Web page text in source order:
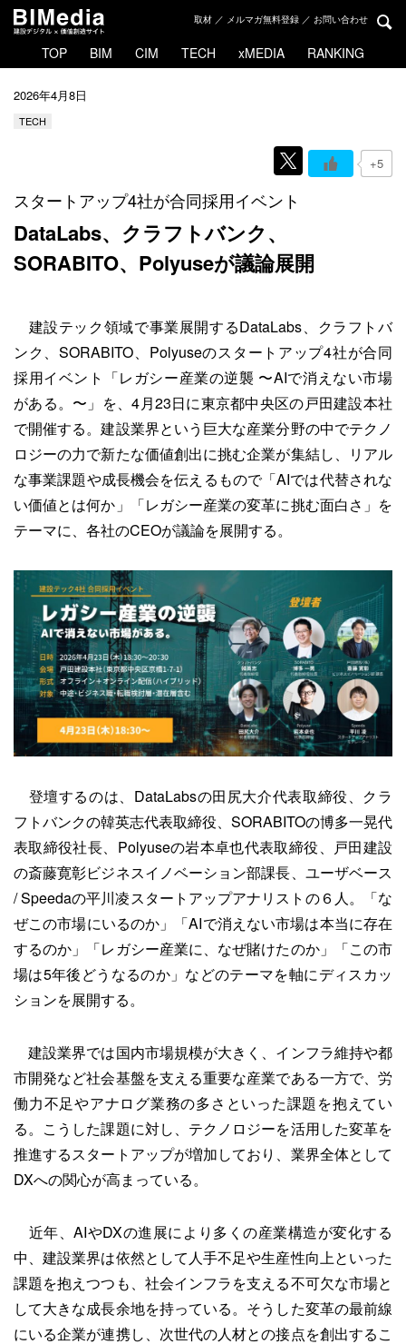
取材 ／ メルマガ無料登録 ／ お問い合わせ
TOP BIM CIM TECH xMEDIA RANKING
2026年4月8日
TECH
+5
スタートアップ4社が合同採用イベント
DataLabs、クラフトバンク、
SORABITO、Polyuseが議論展開
建設テック領域で事業展開するDataLabs、クラフトバ
ンク、SORABITO、Polyuseのスタートアップ4社が合同
採用イベント「レガシー産業の逆襲 〜AIで消えない市場
がある。〜」を、4月23日に東京都中央区の戸田建設本社
で開催する。建設業界という巨大な産業分野の中でテクノ
ロジーの力で新たな価値創出に挑む企業が集結し、リアル
な事業課題や成長機会を伝えるもので「AIでは代替されな
い価値とは何か」「レガシー産業の変革に挑む面白さ」を
テーマに、各社のCEOが議論を展開する。
登壇するのは、DataLabsの田尻大介代表取締役、クラ
フトバンクの韓英志代表取締役、SORABITOの博多一晃代
表取締役社長、Polyuseの岩本卓也代表取締役、戸田建設
の斎藤寛彰ビジネスイノベーション部課長、ユーザベース
/ Speedaの平川凌スタートアップアナリストの６人。「な
ぜこの市場にいるのか」「AIで消えない市場は本当に存在
するのか」「レガシー産業に、なぜ賭けたのか」「この市
場は5年後どうなるのか」などのテーマを軸にディスカッ
ションを展開する。
建設業界では国内市場規模が大きく、インフラ維持や都
市開発など社会基盤を支える重要な産業である一方で、労
働力不足やアナログ業務の多さといった課題を抱えてい
る。こうした課題に対し、テクノロジーを活用した変革を
推進するスタートアップが増加しており、業界全体として
DXへの関心が高まっている。
近年、AIやDXの進展により多くの産業構造が変化する
中、建設業界は依然として人手不足や生産性向上といった
課題を抱えつつも、社会インフラを支える不可欠な市場と
して大きな成長余地を持っている。そうした変革の最前線
にいる企業が連携し、次世代の人材との接点を創出するこ